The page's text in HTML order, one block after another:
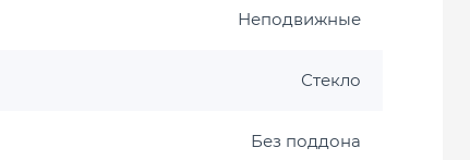
Неподвижные
Стекло
Без поддона